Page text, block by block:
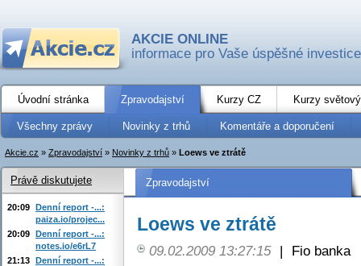
AKCIE ONLINE
informace pro Vaše úspěšné investice
Úvodní stránka Zpravodajství Kurzy CZ Kurzy
Všechny zprávy Novinky z trhů Komentáře a doporučení
Akcie.cz » Zpravodajství » Novinky z trhů » Loews ve ztrátě
Zpravodajství
Loews ve ztrátě
09.02.2009 13:27:15 |
Fio banka
Právě diskutujete
20:09 Denní report -...:
paiza.io/projec...
20:09 Denní report -...:
notes.io/e6rL7
21:13 Denní report -...: